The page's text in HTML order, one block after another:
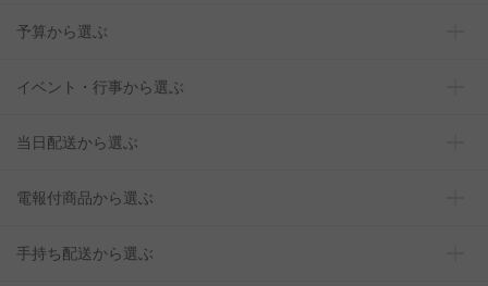
予算から選ぶ
イベント・行事から選ぶ
当日配送から選ぶ
電報付商品から選ぶ
手持ち配送から選ぶ